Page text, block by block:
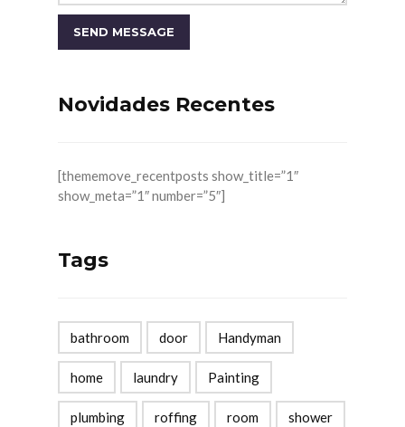
Novidades Recentes
[thememove_recentposts show_title=”1″
show_meta=”1″ number=”5″]
Tags
bathroom door Handyman
home laundry Painting
plumbing roffing room shower